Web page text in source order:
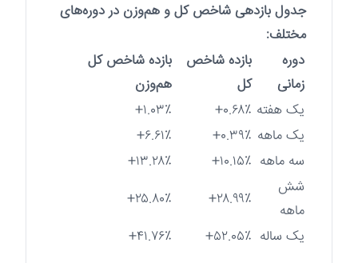
جدول بازدهی شاخص کل و هم‌وزن در دوره‌های
مختلف:
دوره
زمانی
بازده شاخص
کل
بازده شاخص کل
هم‌وزن
یک هفته ۰.۶۸٪+
۱.۰۳٪+
یک ماهه ۰.۳۹٪+
۶.۶۱٪+
سه ماهه ۱۰.۱۵٪+
۱۳.۲۸٪+
شش
ماهه
۲۸.۹۹٪+
۲۵.۸۰٪+
یک ساله ۵۲.۰۵٪+ ۴۱.۷۶٪+